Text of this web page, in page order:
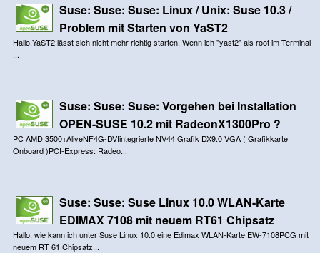
Suse: Suse: Suse: Linux / Unix: Suse 10.3 /
Problem mit Starten von YaST2
Hallo,YaST2 lässt sich nicht mehr richtig starten. Wenn ich "yast2" als root im Terminal
...
Suse: Suse: Suse: Vorgehen bei Installation
OPEN-SUSE 10.2 mit RadeonX1300Pro ?
PC AMD 3500+AliveNF4G-DVIintegrierte NV44 Grafik DX9.0 VGA ( Grafikkarte
Onboard )PCI-Express: Radeo...
Suse: Suse: Suse Linux 10.0 WLAN-Karte
EDIMAX 7108 mit neuem RT61 Chipsatz
Hallo, wie kann ich unter Suse Linux 10.0 eine Edimax WLAN-Karte EW-7108PCG mit
neuem RT 61 Chipsatz...